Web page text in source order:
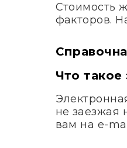
Стоимость
факторов.
Что
не заезжая
вам на e-